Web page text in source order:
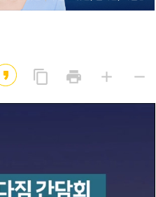
2026년 08월 06일(목)
2026년 08월 06일(목)
content_copy
사
print add
게
remove
게